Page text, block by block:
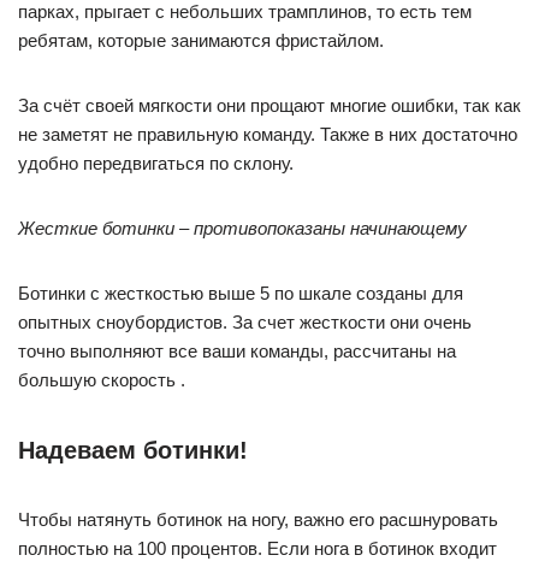
парках, прыгает с небольших трамплинов, то есть тем
ребятам, которые занимаются фристайлом.
За счёт своей мягкости они прощают многие ошибки, так как
не заметят не правильную команду. Также в них достаточно
удобно передвигаться по склону.
Жесткие ботинки – противопоказаны начинающему
Ботинки с жесткостью выше 5 по шкале созданы для
опытных сноубордистов. За счет жесткости они очень
точно выполняют все ваши команды, рассчитаны на
большую скорость .
Надеваем ботинки!
Чтобы натянуть ботинок на ногу, важно его расшнуровать
полностью на 100 процентов. Если нога в ботинок входит